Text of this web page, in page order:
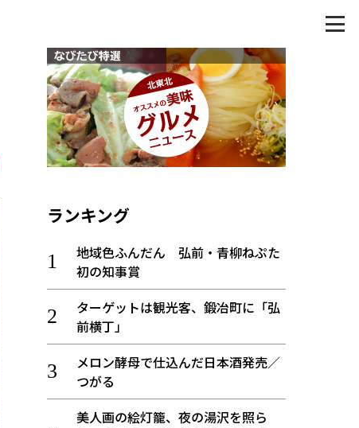
ランキング
地域色ふんだん 弘前・青柳ねぷた
初の知事賞
ターゲットは観光客、鍛冶町に「弘
前横丁」
メロン酵母で仕込んだ日本酒発売／
つがる
美人画の絵灯籠、夜の湯沢を照ら